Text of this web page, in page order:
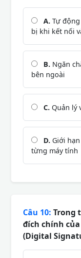
A. Tự
bị khi kết nối
B. Ngăn
bên ngoài
C. Quản lý
D. Giới
từng máy tính
Câu 10: Trong
đích chính
(Digital